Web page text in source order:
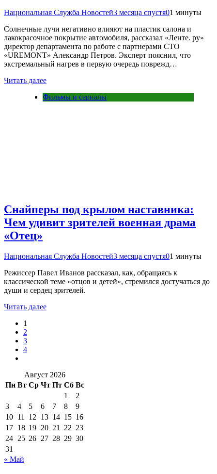
Национальная Служба Новостей3 месяца спустя01 минуты
Солнечные лучи негативно влияют на пластик салона и
лакокрасочное покрытие автомобиля, рассказал «Ленте. ру»
директор департамента по работе с партнерами СТО
«UREMONT» Александр Петров. Эксперт пояснил, что
экстремальный нагрев в первую очередь поврежд…
Читать далее
Фильмы и сериалы
Снайперы под крылом наставника:
Чем удивит зрителей военная драма
«Отец»
Национальная Служба Новостей3 месяца спустя01 минуты
Режиссер Павел Иванов рассказал, как, обращаясь к
классической теме «отцов и детей», стремился достучаться до
души и сердец зрителей.
Читать далее
1
2
3
4
Август 2026
Пн Вт Ср Чт Пт Сб Вс
1
2
3
4 5 6 7 8
9
10 11 12 13 14 15 16
17 18 19 20 21 22 23
24 25 26 27 28 29 30
31
« Май